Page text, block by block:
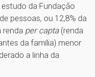
da Fundação
pessoas, ou 12,8% da
renda per capta(renda
da família) menor
a linha da